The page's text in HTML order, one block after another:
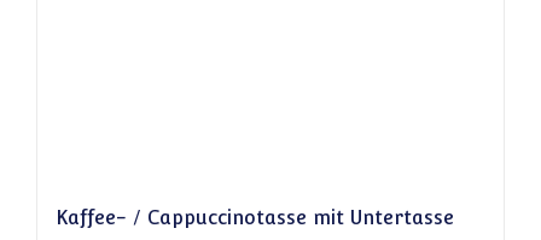
Kaffee- / Cappuccinotasse mit Untertasse